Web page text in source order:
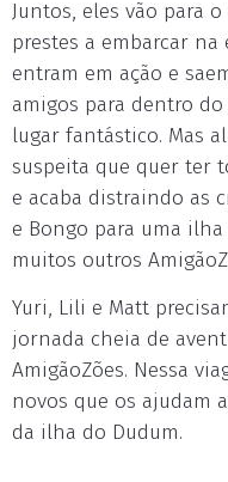
Juntos, eles vão para
prestes a embarcar na
entram em ação e
amigos para dentro do
lugar fantástico. Mas
suspeita que quer ter
e acaba distraindo as
e Bongo para uma
muitos outros
Yuri, Lili e Matt
jornada cheia de
AmigãoZões. Nessa
novos que os ajudam
da ilha do Dudum.